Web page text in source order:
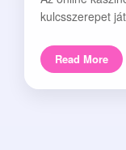
kulcsszerepet
Read More